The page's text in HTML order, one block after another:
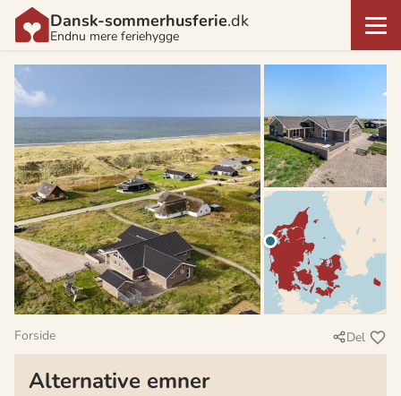
Dansk-sommerhusferie.dk
Endnu mere feriehygge
Forside Del
Alternative emner